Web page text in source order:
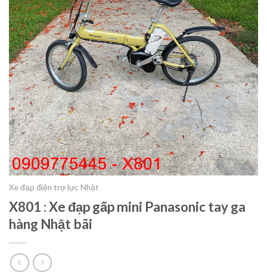
Xe đạp điện trợ lực Nhật
X801 : Xe đạp gấp mini Panasonic tay ga
hàng Nhật bãi